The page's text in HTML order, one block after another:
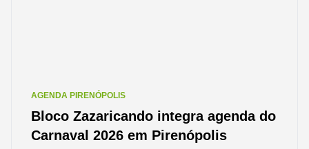
AGENDA PIRENÓPOLIS
Bloco Zazaricando integra agenda do
Carnaval 2026 em Pirenópolis